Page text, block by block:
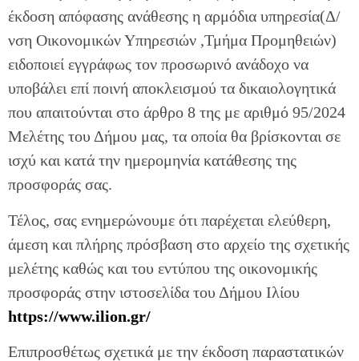
έκδοση απόφασης ανάθεσης η αρμόδια υπηρεσία(Δ/
νση Οικονομικών Υπηρεσιών ,Τμήμα Προμηθειών)
ειδοποιεί εγγράφως τον προσωρινό ανάδοχο να
υποβάλει επί ποινή αποκλεισμού τα δικαιολογητικά
που απαιτούνται στο άρθρο 8 της με αριθμό 95/2024
Μελέτης του Δήμου μας, τα οποία θα βρίσκονται σε
ισχύ και κατά την ημερομηνία κατάθεσης της
προσφοράς σας.
Τέλος, σας ενημερώνουμε ότι παρέχεται ελεύθερη,
άμεση και πλήρης πρόσβαση στο αρχείο της σχετικής
μελέτης καθώς και του εντύπου της οικονομικής
προσφοράς στην ιστοσελίδα του Δήμου Ιλίου
https://www.ilion.gr/
Επιπροσθέτως σχετικά με την έκδοση παραστατικών